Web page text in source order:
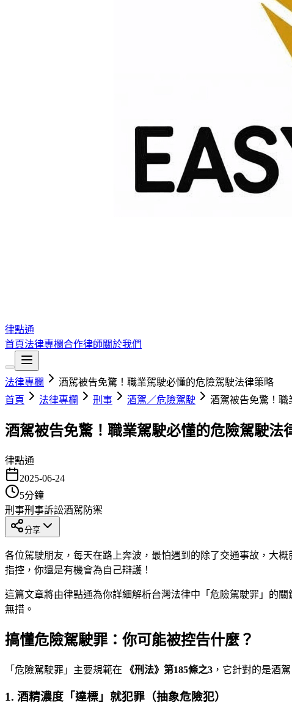
律點通
首頁法律專欄合作律師關於我們
法律專欄
酒駕被告免驚！職業駕駛必懂的危險駕駛法律策略
首頁
法律專欄 刑事 酒駕／危險駕駛 酒駕被告免驚！職
酒駕被告免驚！職業駕駛必懂的危險駕駛法
律點通
2025-06-24
5分鐘
刑事刑事訴訟酒駕防禦
分享
各位駕駛朋友，每天在路上奔波，最怕遇到的除了交通事故，大
指控，你還是有機會為自己辯護！
這篇文章將由律點通為你詳細解析台灣法律中「危險駕駛罪」的
無措。
搞懂危險駕駛罪：你可能被控告什麼？
「危險駕駛罪」主要規範在 《刑法》第185條之3 ，它針對的是酒
1. 酒精濃度「達標」就犯罪（抽象危險犯）